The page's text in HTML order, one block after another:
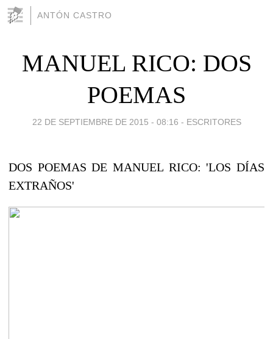
ANTÓN CASTRO
MANUEL RICO: DOS
POEMAS
22 DE SEPTIEMBRE DE 2015 - 08:16 - ESCRITORES
DOS POEMAS DE MANUEL RICO: 'LOS DÍAS
EXTRAÑOS'